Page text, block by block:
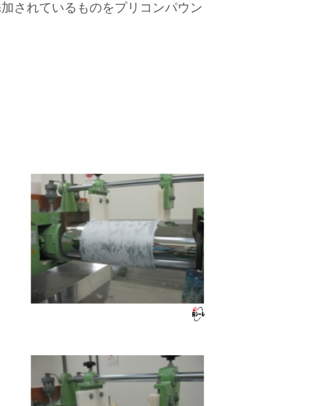
されているものをプリコンパウン